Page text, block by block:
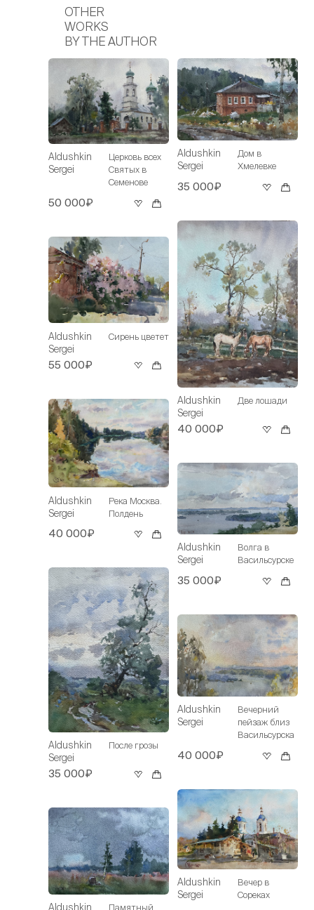
OTHER
WORKS
BY THE AUTHOR
Aldushkin
Sergei
Церковь всех
Святых в
Семенове
50 000₽
Aldushkin
Sergei
Сирень цветет
55 000₽
Aldushkin
Sergei
Река Москва.
Полдень
40 000₽
Aldushkin
Sergei
После грозы
35 000₽
Aldushkin Памятный
Aldushkin
Sergei
Дом в
Хмелевке
35 000₽
Aldushkin
Sergei
Две лошади
40 000₽
Aldushkin
Sergei
Волга в
Васильсурске
35 000₽
Aldushkin
Sergei
Вечерний
пейзаж близ
Васильсурска
40 000₽
Aldushkin
Sergei
Вечер в
Сореках